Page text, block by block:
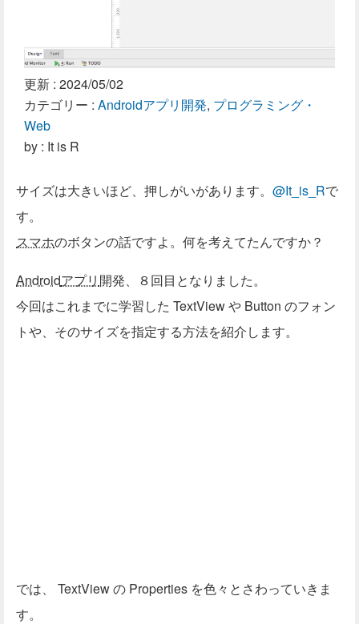
更新 : 2024/05/02
カテゴリー : Androidアプリ開発, プログラミング・
Web
by : It is R
サイズは大きいほど、押しがいがあります。 @It_is_Rで
す。
スマホのボタンの話ですよ。何を考えてたんですか？
Androidアプリ 開発、８回目となりました。
今回はこれまでに学習した TextView や Button のフォン
トや、そのサイズを指定する方法を紹介します。
では、 TextView の Properties を色々とさわっていきま
す。